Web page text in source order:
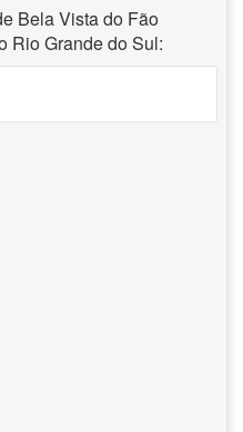
Bela Vista do Fão
Rio Grande do Sul: